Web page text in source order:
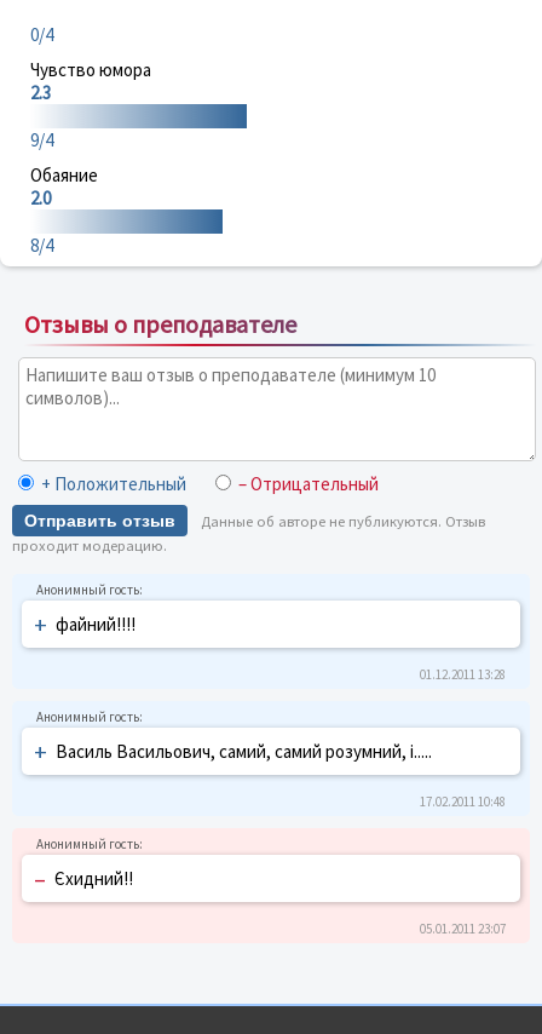
0/4
Чувство юмора
2.3
9/4
Обаяние
2.0
8/4
Отзывы о преподавателе
+ Положительный – Отрицательный
Отправить отзыв
Данные об авторе не публикуются. Отзыв
проходит модерацию.
+ файний!!!!
01.12.2011 13:28
+ Василь Васильович, самий, самий розумний, і.....
17.02.2011 10:48
– Єхидний!!
05.01.2011 23:07